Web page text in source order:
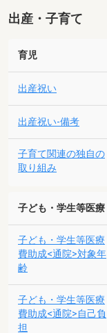
出産・子育て
育児
出産祝い
出産祝い-備考
子育て関連の独自の
取り組み
子ども・学生等医療
子ども・学生等医療
費助成<通院>対象年
齢
子ども・学生等医療
費助成<通院>自己負
担